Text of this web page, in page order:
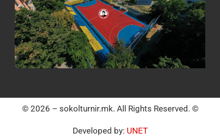
© 2026 – sokolturnir.mk. All Rights Reserved. ©
Developed by: UNET